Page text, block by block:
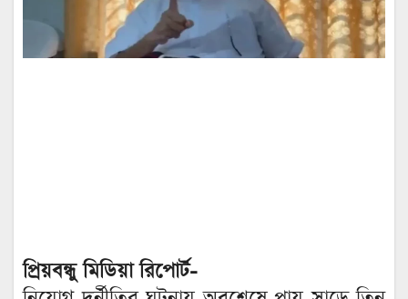
প্রিয়বন্ধু মিডিয়া রিপোর্ট-